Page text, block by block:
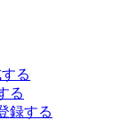
る
る
録する